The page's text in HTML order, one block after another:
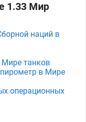
1.33 Мир
наций в
Мире танков
в Мире
операционных